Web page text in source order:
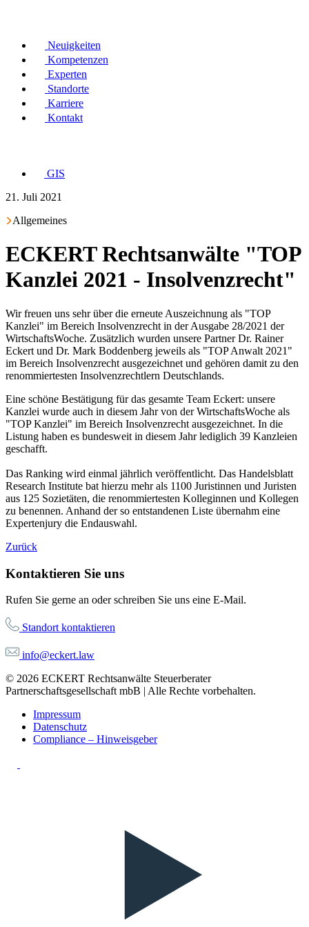
Neuigkeiten
Kompetenzen
Experten
Standorte
Karriere
Kontakt
GIS
21. Juli 2021
Allgemeines
ECKERT Rechtsanwälte "TOP
Kanzlei 2021 - Insolvenzrecht"
Wir freuen uns sehr über die erneute Auszeichnung als "TOP
Kanzlei" im Bereich Insolvenzrecht in der Ausgabe 28/2021 der
WirtschaftsWoche. Zusätzlich wurden unsere Partner Dr. Rainer
Eckert und Dr. Mark Boddenberg jeweils als "TOP Anwalt 2021"
im Bereich Insolvenzrecht ausgezeichnet und gehören damit zu den
renommiertesten Insolvenzrechtlern Deutschlands.
Eine schöne Bestätigung für das gesamte Team Eckert: unsere
Kanzlei wurde auch in diesem Jahr von der WirtschaftsWoche als
"TOP Kanzlei" im Bereich Insolvenzrecht ausgezeichnet. In die
Listung haben es bundesweit in diesem Jahr lediglich 39 Kanzleien
geschafft.
Das Ranking wird einmal jährlich veröffentlicht. Das Handelsblatt
Research Institute bat hierzu mehr als 1100 Juristinnen und Juristen
aus 125 Sozietäten, die renommiertesten Kolleginnen und Kollegen
zu benennen. Anhand der so entstandenen Liste übernahm eine
Expertenjury die Endauswahl.
Zurück
Kontaktieren Sie uns
Rufen Sie gerne an oder schreiben Sie uns eine E-Mail.
Standort kontaktieren
info@eckert.law
© 2026 ECKERT Rechtsanwälte Steuerberater
Partnerschaftsgesellschaft mbB | Alle Rechte vorbehalten.
Impressum
Datenschutz
Compliance – Hinweisgeber